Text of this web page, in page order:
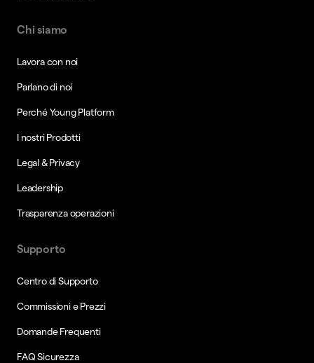
Chi siamo
Lavora con noi
Parlano di noi
Perché Young Platform
I nostri Prodotti
Legal & Privacy
Leadership
Trasparenza operazioni
Supporto
Centro di Supporto
Commissioni e Prezzi
Domande Frequenti
FAQ Sicurezza